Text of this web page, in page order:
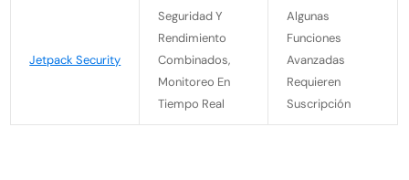
Jetpack Security
Seguridad Y
Rendimiento
Combinados,
Monitoreo En
Tiempo Real
Algunas
Funciones
Avanzadas
Requieren
Suscripción